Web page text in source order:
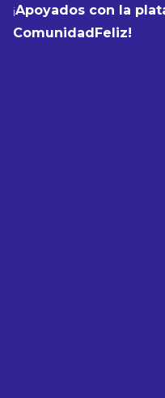
¡Apoyados con la
ComunidadFeliz!